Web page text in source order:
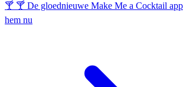
🍸 🍸 De gloednieuwe Make Me a Cocktail
hem nu